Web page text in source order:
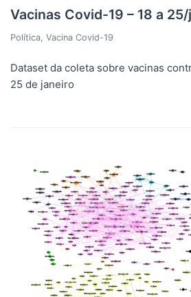
Vacinas Covid-19 – 18 a
Política, Vacina Covid-19
Dataset da coleta sobre vacinas
25 de janeiro